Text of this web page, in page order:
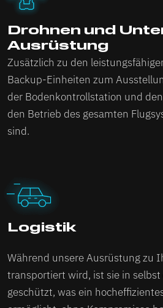
Drohnen und
Ausrüstung
Zusätzlich zu den
Backup-Einheiten zum
der Bodenkontrollstation und
den Betrieb des gesamten
sind.
Logistik
Während unsere Ausrüstung zu
transportiert wird, ist sie in
geschützt, was ein